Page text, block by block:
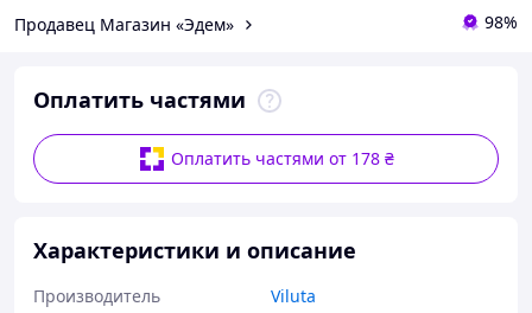
Продавец Магазин «Эдем» 98%
Оплатить частями
Оплатить частями от 178 ₴
Характеристики и описание
Производитель
Viluta